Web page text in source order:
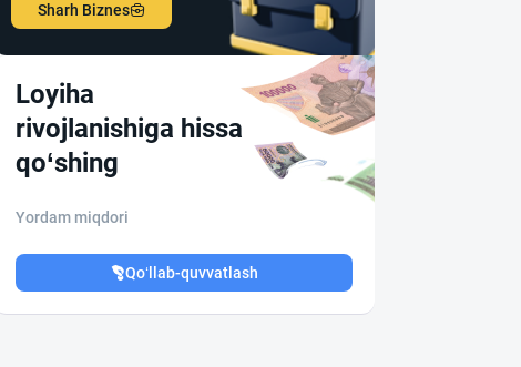
Sharh Biznes
Loyiha
rivojlanishiga hissa
qo‘shing
Yordam miqdori
Qo‘llab-quvvatlash